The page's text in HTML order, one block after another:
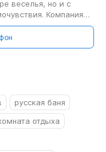
веселья, но и с
Компания
русская баня
отдыха